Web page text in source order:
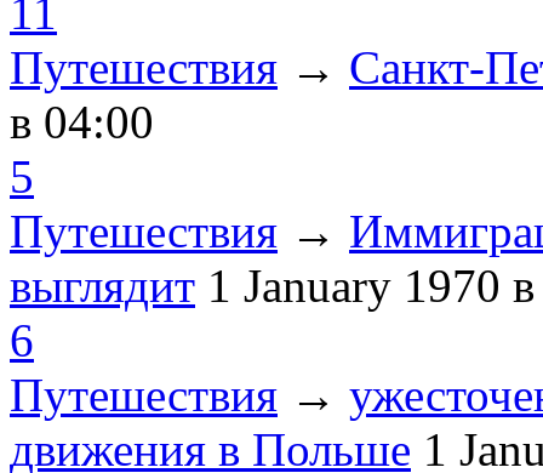
11
Путешествия → Санкт-
в 04:00
5
Путешествия →
выглядит 1 January 1970
6
Путешествия →
движения в Польше 1